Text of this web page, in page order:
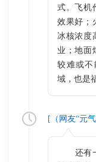
式。飞机
效果好；
冰核浓度
业；地面
较难或不
域，也是
[（ 网友“元
还有